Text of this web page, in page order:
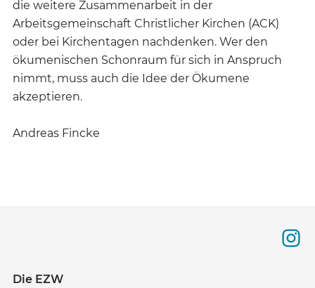
die weitere Zusammenarbeit in der
Arbeitsgemeinschaft Christlicher Kirchen (ACK)
oder bei Kirchentagen nachdenken. Wer den
ökumenischen Schonraum für sich in Anspruch
nimmt, muss auch die Idee der Ökumene
akzeptieren.
Andreas Fincke
Die EZW